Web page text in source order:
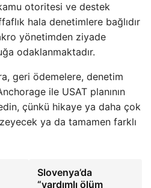
otoritesi ve destek
hala denetimlere bağlıdır
yönetimden ziyade
odaklanmaktadır.
geri ödemelere, denetim
ile USAT planının
çünkü hikaye ya daha çok
ya da tamamen farklı
Slovenya’da
“yardımlı ölüm